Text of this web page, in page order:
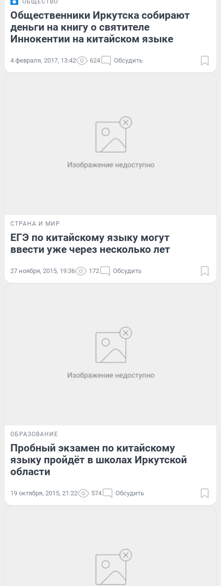
ОБЩЕСТВО
Общественники Иркутска собирают
деньги на книгу о святителе
Иннокентии на китайском языке
4 февраля, 2017, 13:42 624 Обсудить
СТРАНА И МИР
ЕГЭ по китайскому языку могут
ввести уже через несколько лет
27 ноября, 2015, 19:36 172 Обсудить
ОБРАЗОВАНИЕ
Пробный экзамен по китайскому
языку пройдёт в школах Иркутской
области
19 октября, 2015, 21:22 574 Обсудить